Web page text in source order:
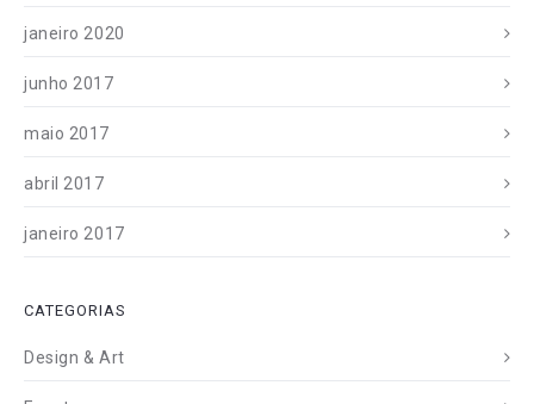
janeiro 2020
junho 2017
maio 2017
abril 2017
janeiro 2017
CATEGORIAS
Design & Art